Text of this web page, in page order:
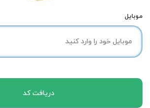
موبایل
دریافت کد